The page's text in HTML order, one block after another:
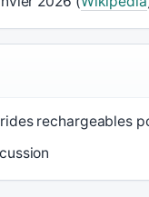
rechargeables